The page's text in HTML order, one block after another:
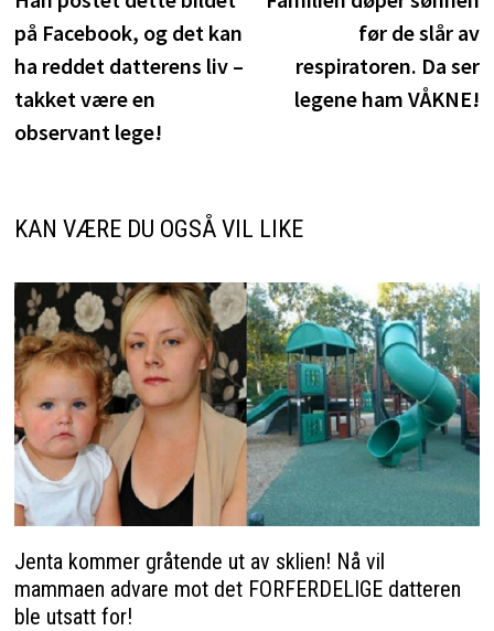
på Facebook, og det kan
ha reddet datterens liv –
takket være en
observant lege!
før de slår av
respiratoren. Da ser
legene ham VÅKNE!
KAN VÆRE DU OGSÅ VIL LIKE
Jenta kommer gråtende ut av sklien! Nå vil
mammaen advare mot det FORFERDELIGE datteren
ble utsatt for!